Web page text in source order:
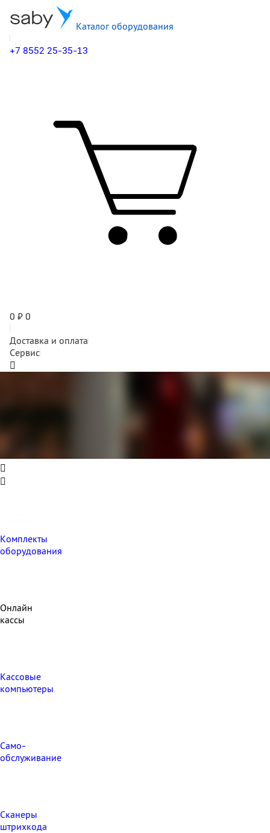
Каталог оборудования
+7 8552 25-35-13
0 ₽ 0
Доставка и оплата
Сервис
Комплекты
оборудования
Онлайн
кассы
Кассовые
компьютеры
Само-
обслуживание
Сканеры
штрихкода